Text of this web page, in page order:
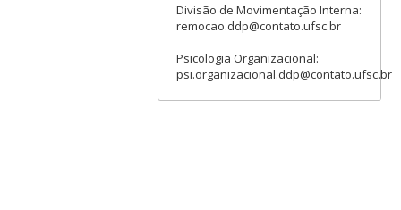
Divisão de Movimentação Interna:
remocao.ddp@contato.ufsc.br
Psicologia Organizacional:
psi.organizacional.ddp@contato.ufsc.br